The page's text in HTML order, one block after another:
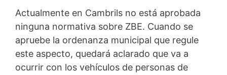
Actualmente en Cambrils no está aprobada
ninguna normativa sobre ZBE. Cuando se
apruebe la ordenanza municipal que regule
este aspecto, quedará aclarado que va a
ocurrir con los vehículos de personas de